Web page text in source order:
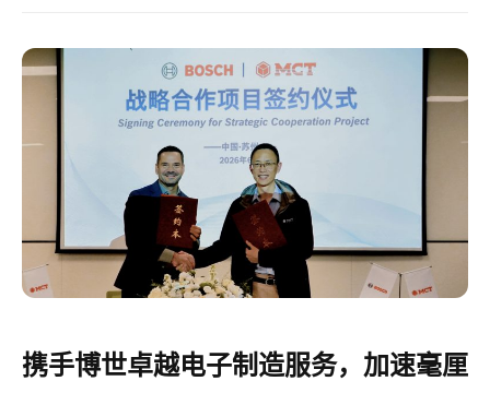
携手博世卓越电子制造服务，加速毫厘